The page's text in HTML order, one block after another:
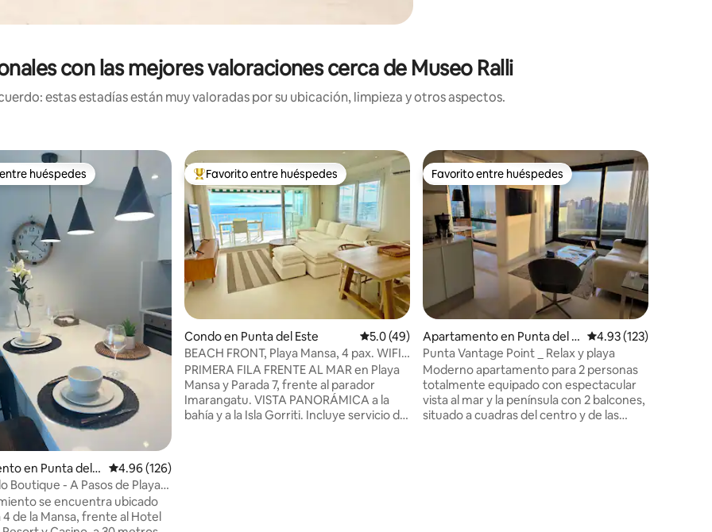
con las mejores valoraciones cerca de Museo Ralli
estas estadías están muy valoradas por su ubicación, limpieza y otros aspectos.
de 5, 106 reseñas
huéspedes
huéspedes
en Punta del E Calificación promedio: 4.96 de 5, 126 reseñas
4.96 (126)
Boutique - A Pasos de Playa
se encuentra ubicado
de la Mansa, frente al Hotel
Favorito entre huéspedes preferido
Favorito entre huéspedes
Condo en Punta del Este Calificación promedio: 5.0 de 5, 49 reseñas
5.0 (49)
BEACH FRONT, Playa Mansa, 4 pax. WIFI.
Mucamas.
PRIMERA FILA FRENTE AL MAR en Playa
Mansa y Parada 7, frente al parador
Imarangatu. VISTA PANORÁMICA a la
bahía y a la Isla Gorriti. Incluye servicio de
Favorito entre huéspedes
Favorito entre huéspedes
Apartamento en Punta del E
ste
Calificación promedio:
4.93 (123)
Punta Vantage Point _ Relax y playa
Moderno apartamento para 2 personas
totalmente equipado con espectacular
vista al mar y la península con 2 balcones,
situado a cuadras del centro y de las